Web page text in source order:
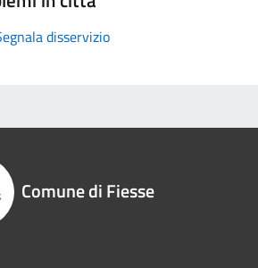
disservizio
Comune di Fiesse